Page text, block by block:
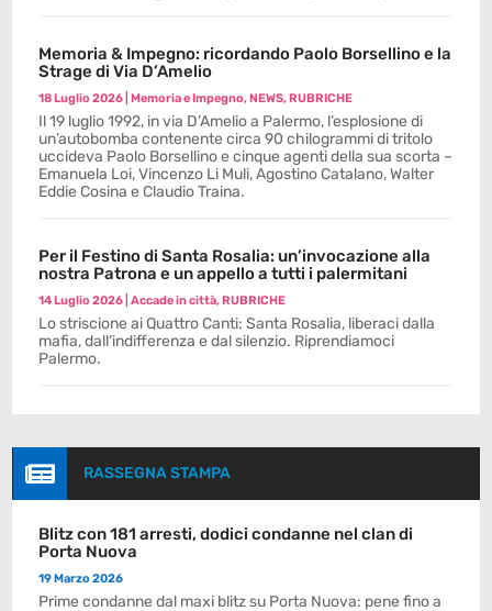
Memoria & Impegno: ricordando Paolo Borsellino e la
Strage di Via D’Amelio
18 Luglio 2026 |Memoria e Impegno,NEWS,RUBRICHE
Il 19 luglio 1992, in via D’Amelio a Palermo, l’esplosione di
un’autobomba contenente circa 90 chilogrammi di tritolo
uccideva Paolo Borsellino e cinque agenti della sua scorta –
Emanuela Loi, Vincenzo Li Muli, Agostino Catalano, Walter
Eddie Cosina e Claudio Traina.
Per il Festino di Santa Rosalia: un’invocazione alla
nostra Patrona e un appello a tutti i palermitani
14 Luglio 2026 |Accade in città,RUBRICHE
Lo striscione ai Quattro Canti: Santa Rosalia, liberaci dalla
mafia, dall’indifferenza e dal silenzio. Riprendiamoci
Palermo.
 RASSEGNA STAMPA
Blitz con 181 arresti, dodici condanne nel clan di
Porta Nuova
19 Marzo 2026
Prime condanne dal maxi blitz su Porta Nuova: pene fino a